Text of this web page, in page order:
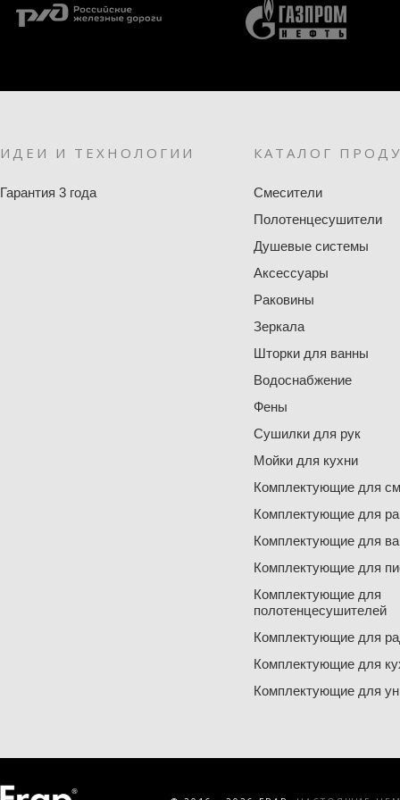
ИДЕИ И ТЕХНОЛОГИИ
Гарантия 3 года
КАТАЛОГ
Смесители
Полотенцесушители
Душевые системы
Аксессуары
Раковины
Зеркала
Шторки для ванны
Водоснабжение
Фены
Сушилки для рук
Мойки для кухни
Комплектующие для
Комплектующие для
Комплектующие для
Комплектующие для
Комплектующие для
полотенцесушителей
Комплектующие для
Комплектующие для
Комплектующие для